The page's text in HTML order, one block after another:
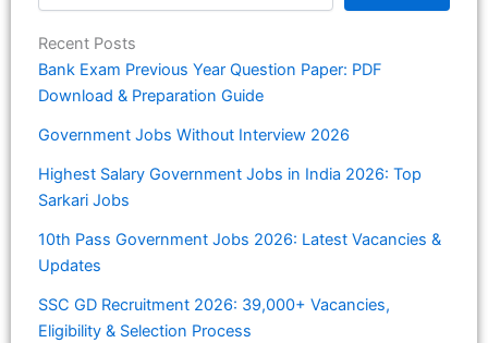
Recent Posts
Bank Exam Previous Year Question Paper: PDF
Download & Preparation Guide
Government Jobs Without Interview 2026
Highest Salary Government Jobs in India 2026: Top
Sarkari Jobs
10th Pass Government Jobs 2026: Latest Vacancies &
Updates
SSC GD Recruitment 2026: 39,000+ Vacancies,
Eligibility & Selection Process